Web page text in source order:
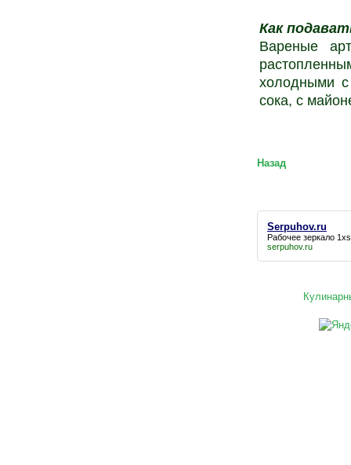
Как
Вареные
холодными с
сока, с
Назад
Serpuhov.ru
Рабочее зеркало
serpuhov.ru